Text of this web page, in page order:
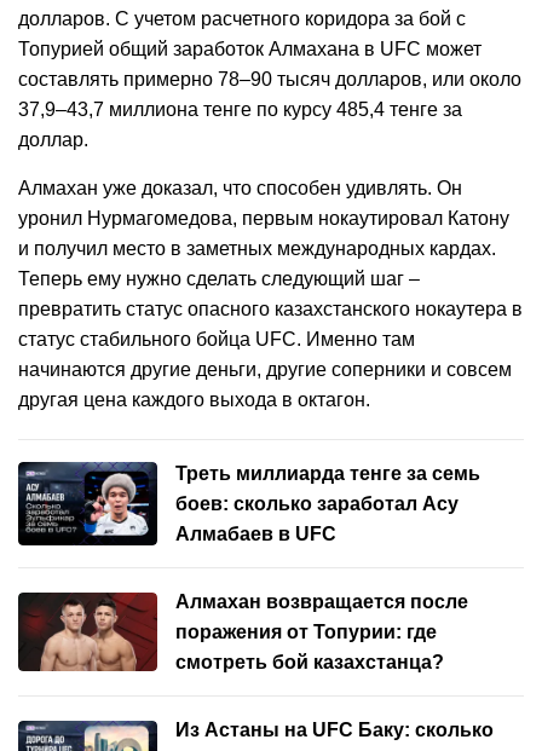
долларов. С учетом расчетного коридора за бой с
Топурией общий заработок Алмахана в UFC может
составлять примерно 78–90 тысяч долларов, или около
37,9–43,7 миллиона тенге по курсу 485,4 тенге за
доллар.
Алмахан уже доказал, что способен удивлять. Он
уронил Нурмагомедова, первым нокаутировал Катону
и получил место в заметных международных кардах.
Теперь ему нужно сделать следующий шаг –
превратить статус опасного казахстанского нокаутера в
статус стабильного бойца UFC. Именно там
начинаются другие деньги, другие соперники и совсем
другая цена каждого выхода в октагон.
Треть миллиарда тенге за семь
боев: сколько заработал Асу
Алмабаев в UFC
Алмахан возвращается после
поражения от Топурии: где
смотреть бой казахстанца?
Из Астаны на UFC Баку: сколько